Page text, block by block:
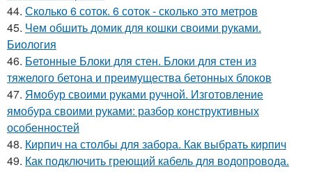
44. Сколько 6 соток. 6 соток - сколько это метров
45. Чем обшить домик для кошки своими руками.
Биология
46. Бетонные Блоки для стен. Блоки для стен из
тяжелого бетона и преимущества бетонных блоков
47. Ямобур своими руками ручной. Изготовление
ямобура своими руками: разбор конструктивных
особенностей
48. Кирпич на столбы для забора. Как выбрать кирпич
49. Как подключить греющий кабель для водопровода.